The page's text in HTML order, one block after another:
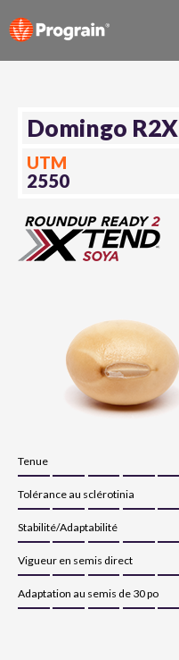
Domingo R2X
UTM
2550
Tenue
Tolérance au sclérotinia
Stabilité/Adaptabilité
Vigueur en semis direct
Adaptation au semis de 30 po